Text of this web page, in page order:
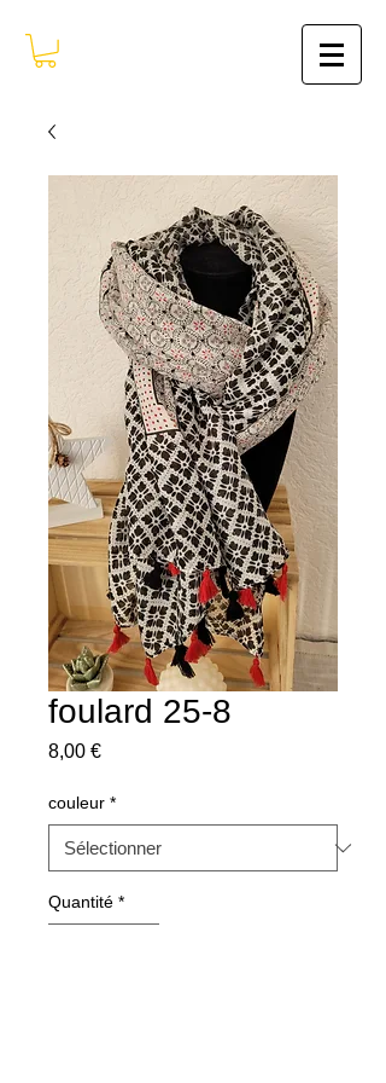
foulard 25-8
8,00 €Prix
couleur *
Quantité *